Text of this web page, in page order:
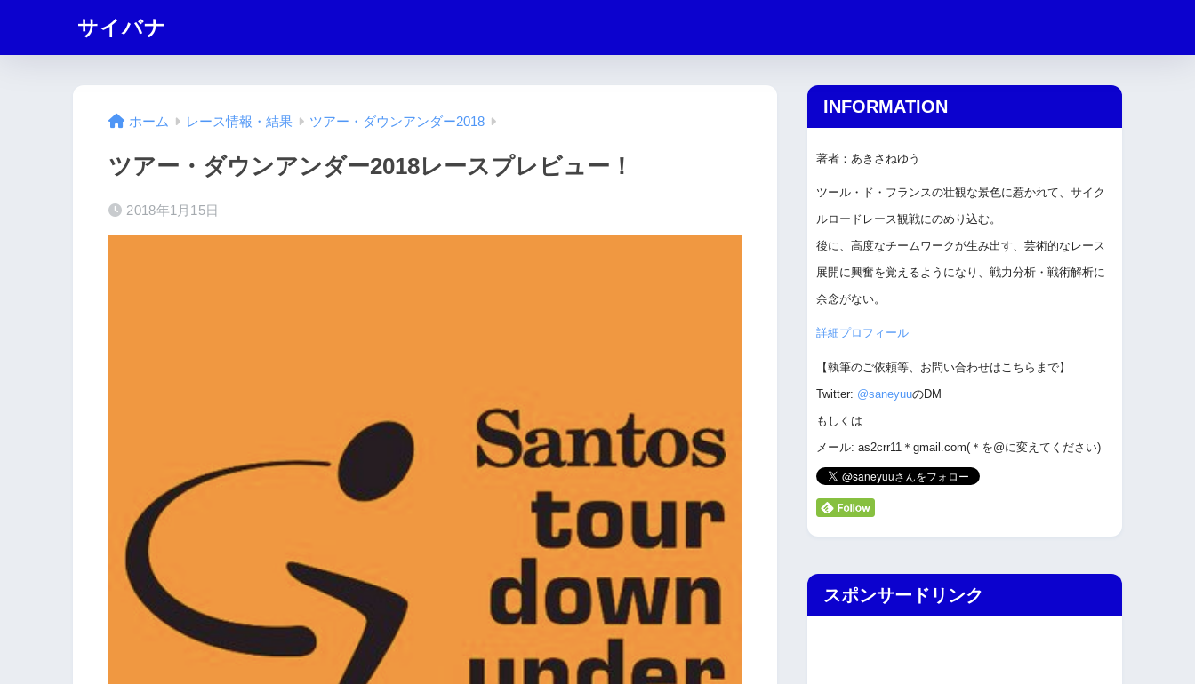
サイバナ
ホーム レース情報・結果 ツアー・ダウンアンダー2018
ツアー・ダウンアンダー2018レースプレビュー！
2018年1月15日
INFORMATION
著者：あきさねゆう
ツール・ド・フランスの壮観な景色に惹かれて、サイク
ルロードレース観戦にのめり込む。
後に、高度なチームワークが生み出す、芸術的なレース
展開に興奮を覚えるようになり、戦力分析・戦術解析に
余念がない。
詳細プロフィール
【執筆のご依頼等、お問い合わせはこちらまで】
Twitter: @saneyuuのDM
もしくは
メール: as2crr11＊gmail.com(＊を@に変えてください)
スポンサードリンク